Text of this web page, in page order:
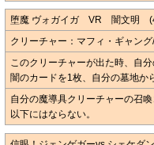
堕魔 ヴォガイガ VR 闇文明
クリーチャー：マフィ・ギャン
このクリーチャーが出た時、自
闇のカードを1枚、自分の墓地か
自分の魔導具クリーチャーの召
以下にはならない。